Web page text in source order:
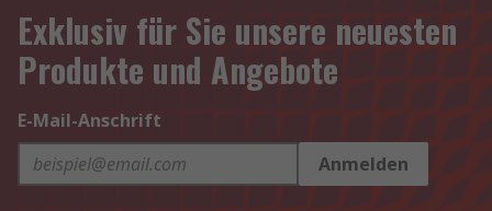
Exklusiv für Sie unsere neuesten
Produkte und Angebote
E-Mail-Anschrift
Anmelden